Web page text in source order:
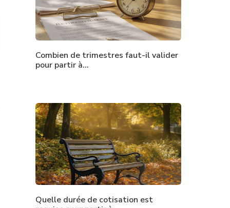
Combien de trimestres faut-il valider
pour partir à…
Quelle durée de cotisation est